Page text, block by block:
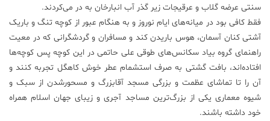
سنتی عرضه گلاب و عرقیجات زیر گذر آب انبارخان به در می‌کردند.
فقط کافی بود در میانه‌های ایام نوروز و به هنگام عبور از کوچه تنگ و باریک
آشتی کنان آسمان، هوس باریدن کند و مسافران و گردشگرانی که در معیت
راهنمای گروه بیاد سکانس‌های طوقی علی حاتمی در این کوچه پس کوچه‌ها
افتاده‌اند، بافت گشتی به صرف استشمام عطر خوش کاهگل تجربه کنند و
آن را تا تماشای عظمت و بزرگی مسجد آقابزرگ و مسحورشدن از سبک و
شیوه معماری یکی از بزرگ‌ترین مساجد آجری و زیبای جهان اسلام همراه
خود داشته باشند.